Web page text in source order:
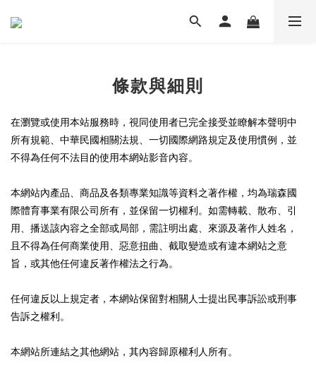
條款與細則
在瀏覽或使用本站服務時，視同使用者已完全接受並瞭解本聲明中
所有規範、中華民國相關法規、一切國際網路規定及使用慣例，並
不得為任何不法目的使用本網站影音內容。
本網站內產品、商品及各類專業知識等資料之著作權，均為瑞森國
際體育事業有限公司所有，並保留一切權利。如需轉載、散布、引
用、播送該內容之全部或局部，需註明出處、來源及著作人姓名，
且不得為任何商業使用、惡意扭曲、截取變造或有違本網站之意
旨，或其他任何違反著作權法之行為。
任何違反以上規定者，本網站保留對相關人士提出民事訴訟或刑事
告訴之權利。
本網站所連結之其他網站，其內容歸原權利人所有。